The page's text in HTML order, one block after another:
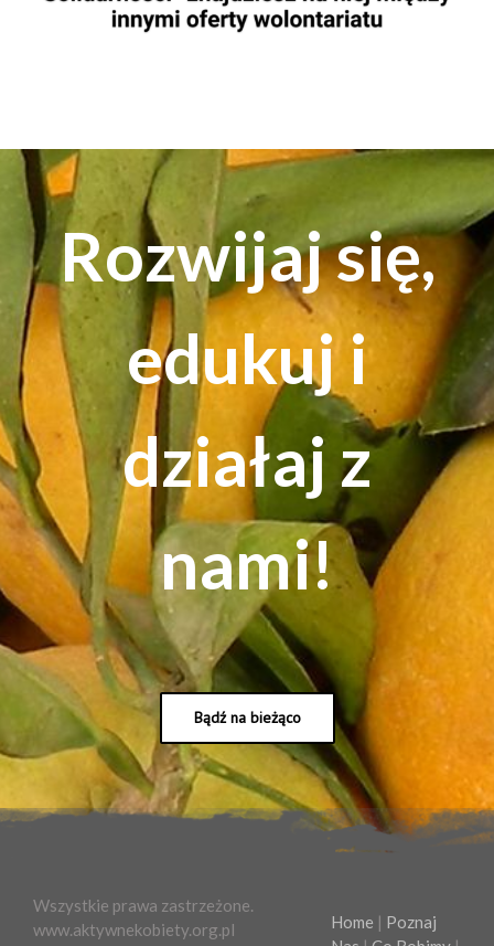
Rozwijaj się,
edukuj i
działaj z
nami!
Bądź na bieżąco
Wszystkie prawa zastrzeżone.
www.aktywnekobiety.org.pl
Home | Poznaj